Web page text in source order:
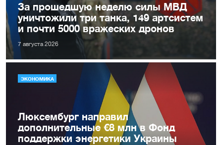
За прошедшую неделю силы МВД
уничтожили три танка, 149 артсистем
и почти 5000 вражеских дронов
7 августа 2026
ЭКОНОМИКА
Люксембург направил
дополнительные €8 млн в Фонд
поддержки энергетики Украины